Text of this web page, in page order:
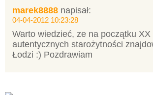
marek8888 napisał:
04-04-2012 10:23:28
Warto wiedzieć, ze na początku
autentycznych starożytności
Łodzi :) Pozdrawiam